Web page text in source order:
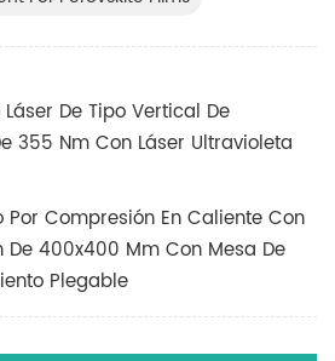
De Tipo Vertical De
355 Nm Con Láser Ultravioleta
Por Compresión En Caliente Con
De 400x400 Mm Con Mesa De
Plegable